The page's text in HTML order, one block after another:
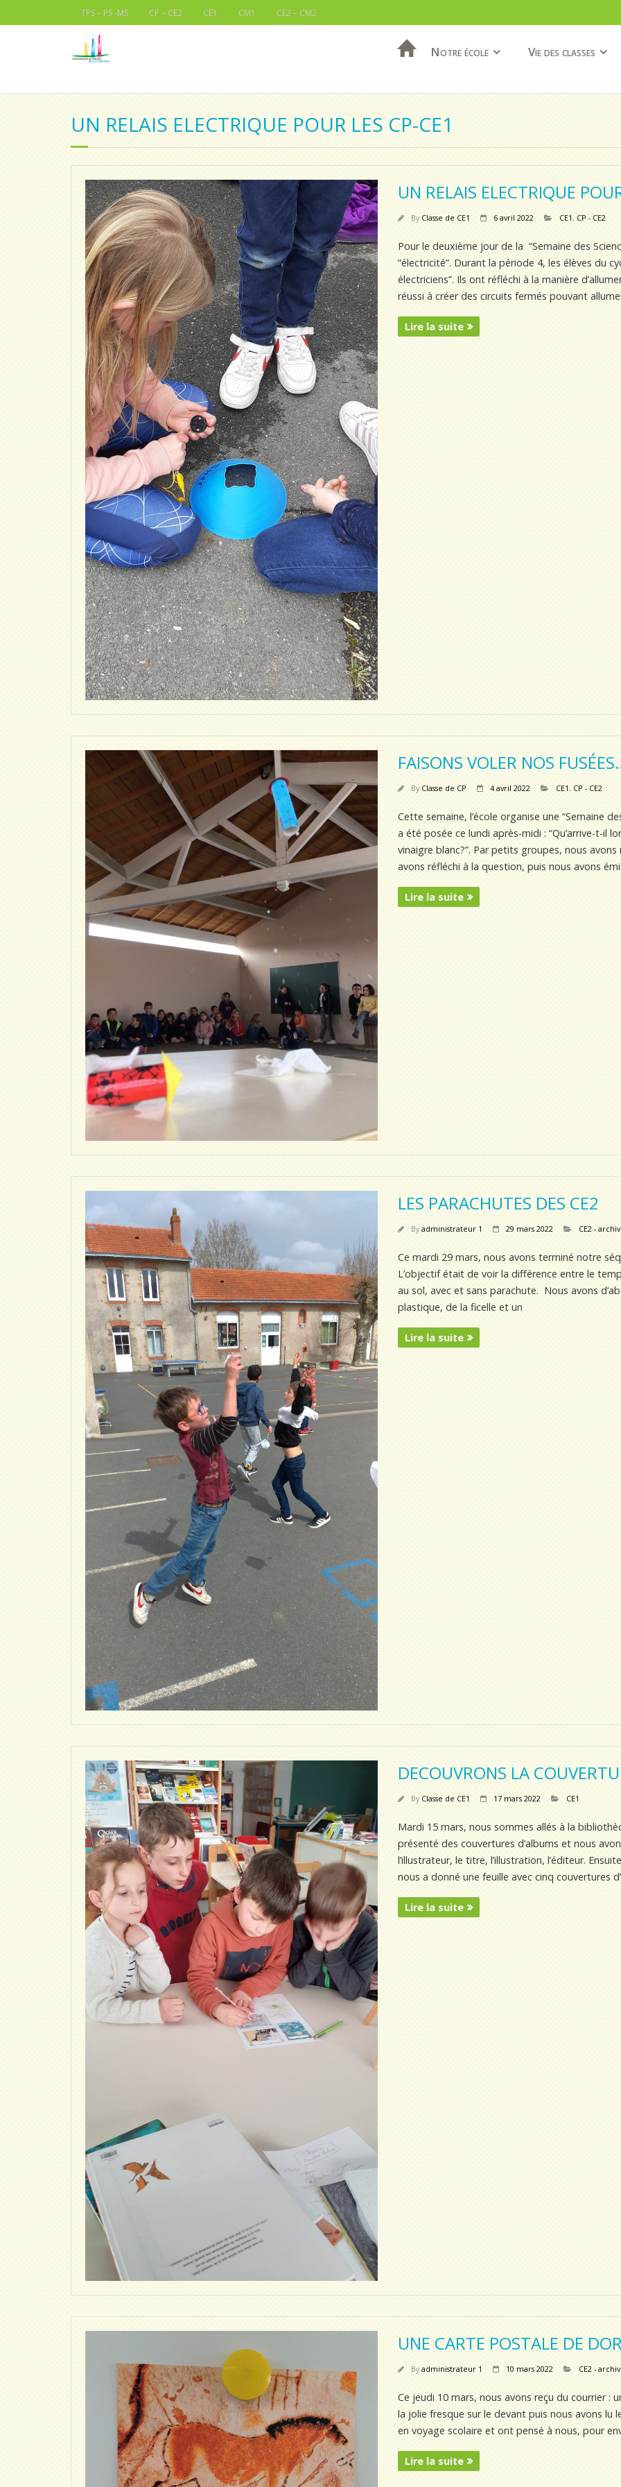
TPS – PS -MS CP – CE2 CE1 CM1 CE2 – CM2
Notre école Vie des classes
UN RELAIS ELECTRIQUE POUR LES CP-CE1
UN RELAIS ELECTRIQUE
By Classe de CE1 6 avril 2022 CE1, CP - CE2
Pour le deuxième jour de la “Semaine des
“électricité”. Durant la période 4, les élèves du
électriciens”. Ils ont réfléchi à la manière
réussi à créer des circuits fermés pouvant
Lire la suite
FAISONS VOLER NOS
By Classe de CP 4 avril 2022 CE1, CP - CE2
Cette semaine, l’école organise une “Semaine
a été posée ce lundi après-midi : “Qu’arrive-t-il
vinaigre blanc?”. Par petits groupes, nous
avons réfléchi à la question, puis nous avons
Lire la suite
LES PARACHUTES DES CE2
Byadministrateur 1 29 mars 2022 CE2 -
Ce mardi 29 mars, nous avons terminé notre
L’objectif était de voir la différence entre le
au sol, avec et sans parachute. Nous avons
plastique, de la ficelle et un
Lire la suite
DECOUVRONS LA
By Classe de CE1 17 mars 2022 CE1
Mardi 15 mars, nous sommes allés à la
présenté des couvertures d’albums et nous
l’illustrateur, le titre, l’illustration, l’éditeur.
nous a donné une feuille avec cinq couvertures
Lire la suite
UNE CARTE POSTALE DE
Byadministrateur 1 10 mars 2022 CE2 -
Ce jeudi 10 mars, nous avons reçu du courrier :
la jolie fresque sur le devant puis nous avons lu
en voyage scolaire et ont pensé à nous, pour
Lire la suite